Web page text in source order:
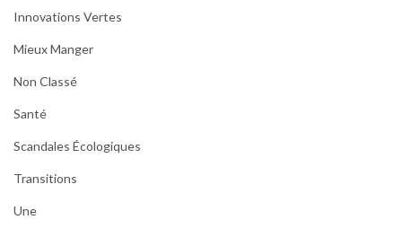
Innovations Vertes
Mieux Manger
Non Classé
Santé
Scandales Écologiques
Transitions
Une